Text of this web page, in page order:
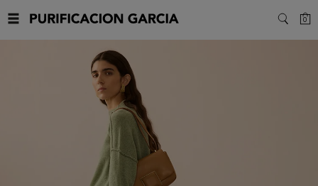
Purificacion
Garcia
0